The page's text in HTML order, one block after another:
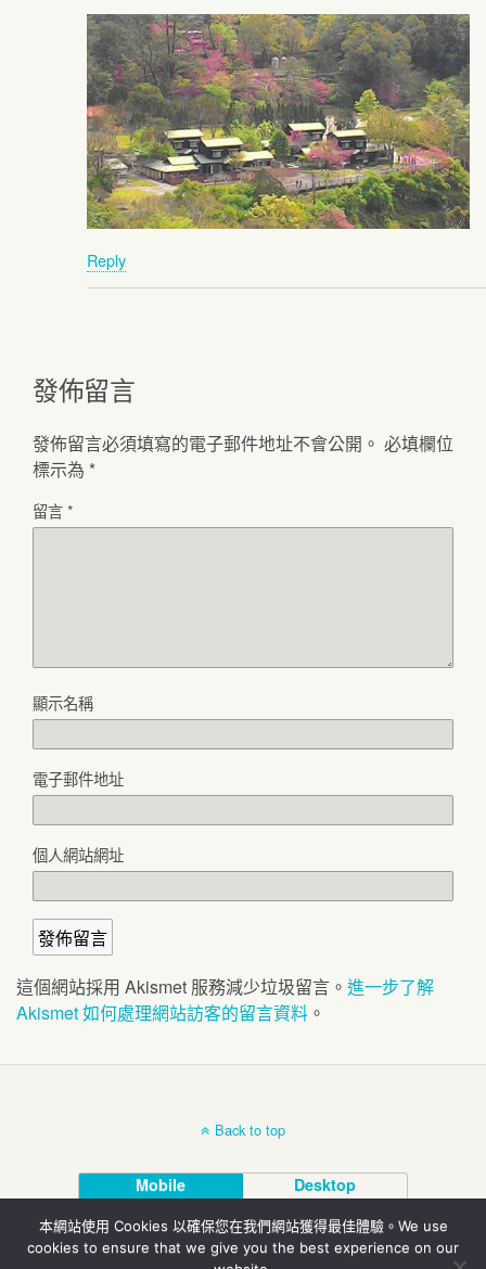
Reply
發佈留言
發佈留言必須填寫的電子郵件地址不會公開。 必填欄位
標示為 *
留言*
顯示名稱
電子郵件地址
個人網站網址
這個網站採用 Akismet 服務減少垃圾留言。 進一步了解
Akismet 如何處理網站訪客的留言資料 。
Back to top
Mobile Desktop
© 北投埔林炳炎
本網站使用 Cookies 以確保您在我們網站獲得最佳體驗。We use
cookies to ensure that we give you the best experience on our